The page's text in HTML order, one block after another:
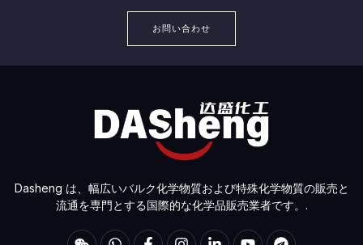
お問い合わせ
Dasheng は、幅広いバルク化学物質および特殊化学物質の販売と
流通を専門とする国際的な化学品販売業者です。.